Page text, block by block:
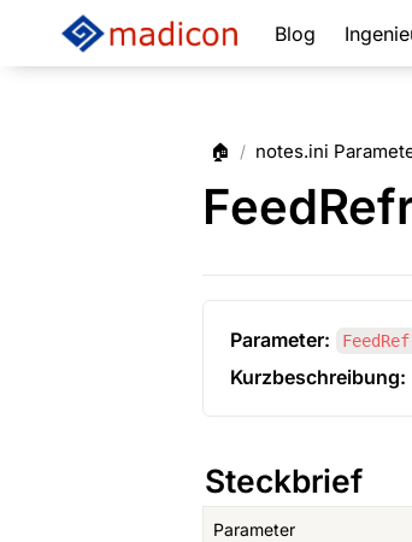
Blog
🏠 / notes.ini
Parameter:
Kurzbeschreibung:
Steckbrief
Parameter